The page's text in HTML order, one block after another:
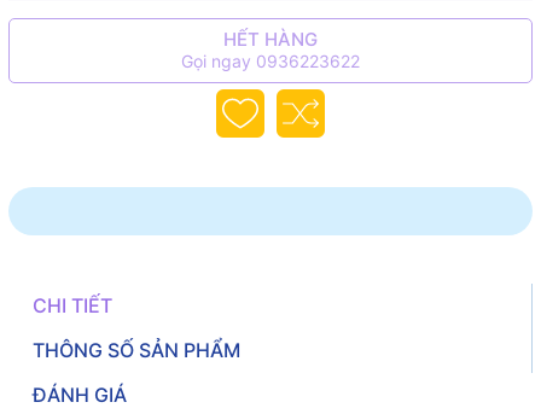
HẾT HÀNG
Gọi ngay 0936223622
CHI TIẾT
THÔNG SỐ SẢN PHẨM
ĐÁNH GIÁ